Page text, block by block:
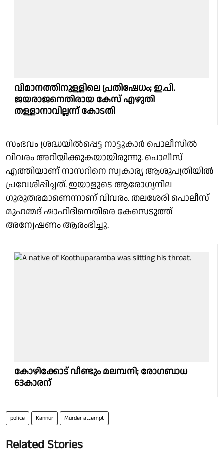
വിമാനത്തിനുള്ളിലെ പ്രതിഷേധം; ഇ.പി.
ജയരാജനെതിരായ കേസ് എഴുതി
തള്ളാനാവില്ലന്ന് കോടതി
സംഭവം ശ്രദ്ധയിൽപ്പെട്ട നാട്ടുകാർ പൊലീസിൽ
വിവരം അറിയിക്കുകയായിരുന്നു. പൊലീസ്
എത്തിയാണ് നാസറിനെ സ്വകാര്യ ആശുപത്രിയിൽ
പ്രവേശിപ്പിച്ചത്. ഇയാളുടെ ആരോഗ്യനില
ഗുരുതരമാണെന്നാണ് വിവരം. തലശേരി പൊലീസ്
മുഹമ്മദ് ഷാഹിദിനെതിരെ കേസെടുത്ത്
അന്വേഷണം ആരംഭിച്ചു.
കോഴിക്കോട് വീണ്ടും മലമ്പനി; രോ​ഗബാധ
63കാരന്
police Kannur Murder attempt
Related Stories